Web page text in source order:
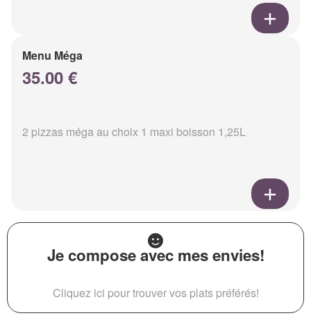
Menu Méga
35.00 €
2 pizzas méga au choix 1 maxi boisson 1,25L
Je compose avec mes envies!
Cliquez ici pour trouver vos plats préférés!